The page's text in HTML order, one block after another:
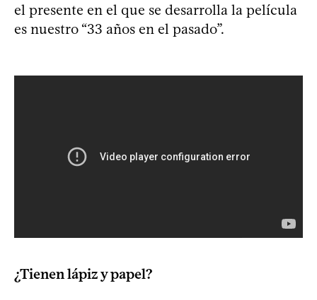
el presente en el que se desarrolla la película
es nuestro “33 años en el pasado”.
¿Tienen lápiz y papel?